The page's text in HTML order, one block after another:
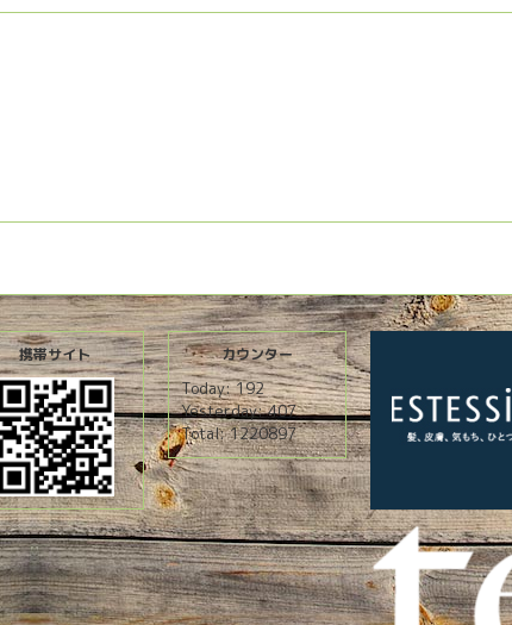
携帯サイト カウンター
Today:192
Yesterday:407
Total:1220897